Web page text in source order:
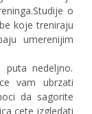
o
koje treniraju
umerenijim
puta nedeljno.
vam ubrzati
da sagorite
cete izgledati